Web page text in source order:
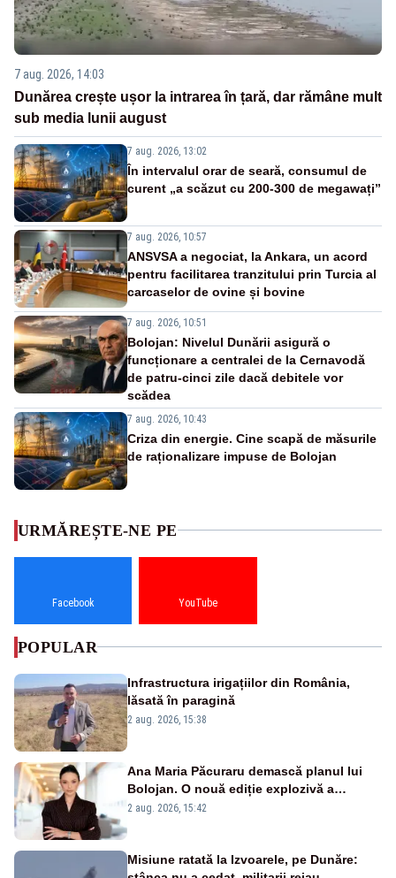
7 aug. 2026, 14:03
Dunărea crește ușor la intrarea în țară, dar rămâne mult
sub media lunii august
7 aug. 2026, 13:02
În intervalul orar de seară, consumul de
curent „a scăzut cu 200-300 de megawați”
7 aug. 2026, 10:57
ANSVSA a negociat, la Ankara, un acord
pentru facilitarea tranzitului prin Turcia al
carcaselor de ovine și bovine
7 aug. 2026, 10:51
Bolojan: Nivelul Dunării asigură o
funcționare a centralei de la Cernavodă
de patru-cinci zile dacă debitele vor
scădea
7 aug. 2026, 10:43
Criza din energie. Cine scapă de măsurile
de raționalizare impuse de Bolojan
URMĂREȘTE-NE PE
Facebook YouTube
POPULAR
Infrastructura irigațiilor din România,
lăsată în paragină
2 aug. 2026, 15:38
Ana Maria Păcuraru demască planul lui
Bolojan. O nouă ediție explozivă a
emisiunii „Miza Zilei” la Realitatea PLUS
2 aug. 2026, 15:42
Misiune ratată la Izvoarele, pe Dunăre: